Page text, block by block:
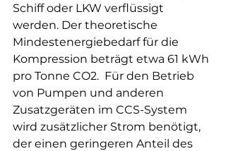
Schiff oder LKW verflüssigt
werden. Der theoretische
Mindestenergiebedarf für die
Kompression beträgt etwa 61 kWh
pro Tonne CO2.  Für den Betrieb
von Pumpen und anderen
Zusatzgeräten im CCS-System
wird zusätzlicher Strom benötigt,
der einen geringeren Anteil des